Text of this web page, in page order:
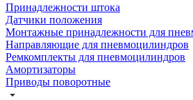
Принадлежности штока
Датчики положения
Монтажные принадлежности для
Направляющие для пневмоцилиндров
Ремкомплекты для пневмоцилиндров
Амортизаторы
Приводы поворотные